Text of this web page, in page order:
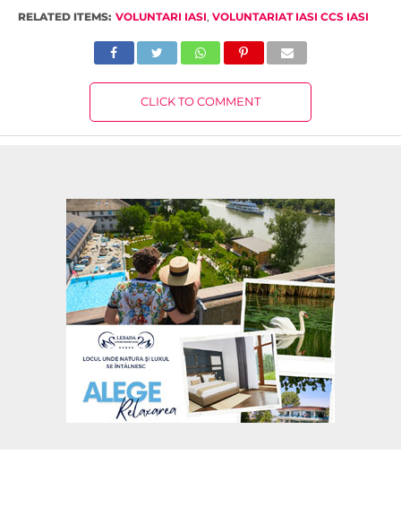
RELATED ITEMS: VOLUNTARI IASI, VOLUNTARIAT IASI CCS IASI
CLICK TO COMMENT